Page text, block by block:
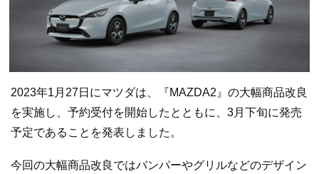
2023年1月27日にマツダは、『MAZDA2』の大幅商品改良
を実施し、予約受付を開始したとともに、3月下旬に発売
予定であることを発表しました。
今回の大幅商品改良ではバンパーやグリルなどのデザイン